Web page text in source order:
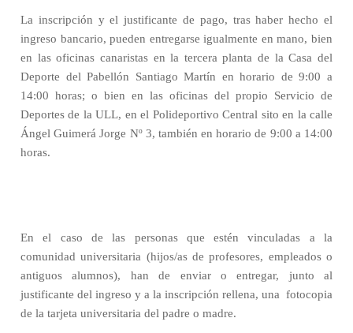
La inscripción y el justificante de pago, tras haber hecho el
ingreso bancario, pueden entregarse igualmente en mano, bien
en las oficinas canaristas en la tercera planta de la Casa del
Deporte del Pabellón Santiago Martín en horario de 9:00 a
14:00 horas; o bien en las oficinas del propio Servicio de
Deportes de la ULL, en el Polideportivo Central sito en la calle
Ángel Guimerá Jorge Nº 3, también en horario de 9:00 a 14:00
horas.
En el caso de las personas que estén vinculadas a la
comunidad universitaria (hijos/as de profesores, empleados o
antiguos alumnos), han de enviar o entregar, junto al
justificante del ingreso y a la inscripción rellena, una fotocopia
de la tarjeta universitaria del padre o madre.